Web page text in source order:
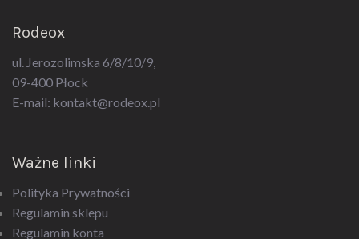
ul. Jerozolimska 6/8/10/9,
09-400 Płock
E-mail: kontakt@rodeox.pl
Polityka Prywatności
Regulamin sklepu
Regulamin konta
Regulamin newsletter